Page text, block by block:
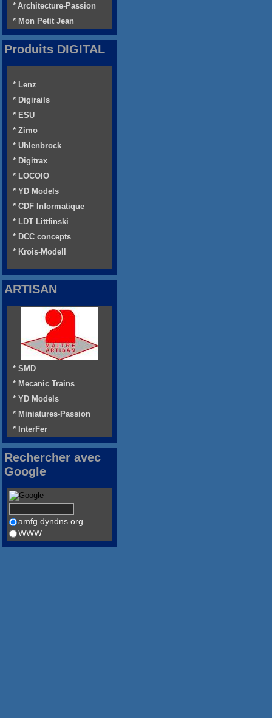
* Architecture-Passion
* Mon Petit Jean
Produits DIGITAL
* Lenz
* Digirails
* ESU
* Zimo
* Uhlenbrock
* Digitrax
* LOCOIO
* YD Models
* CDF Informatique
* LDT Littfinski
* DCC concepts
* Krois-Modell
ARTISAN
* SMD
* Mecanic Trains
* YD Models
* Miniatures-Passion
* InterFer
Rechercher avec
Google
amfg.dyndns.org
WWW